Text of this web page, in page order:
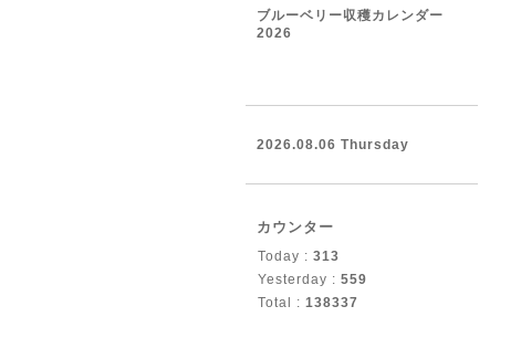
ブルーベリー収穫カレンダー
2026
2026.08.06 Thursday
カウンター
Today : 313
Yesterday : 559
Total : 138337